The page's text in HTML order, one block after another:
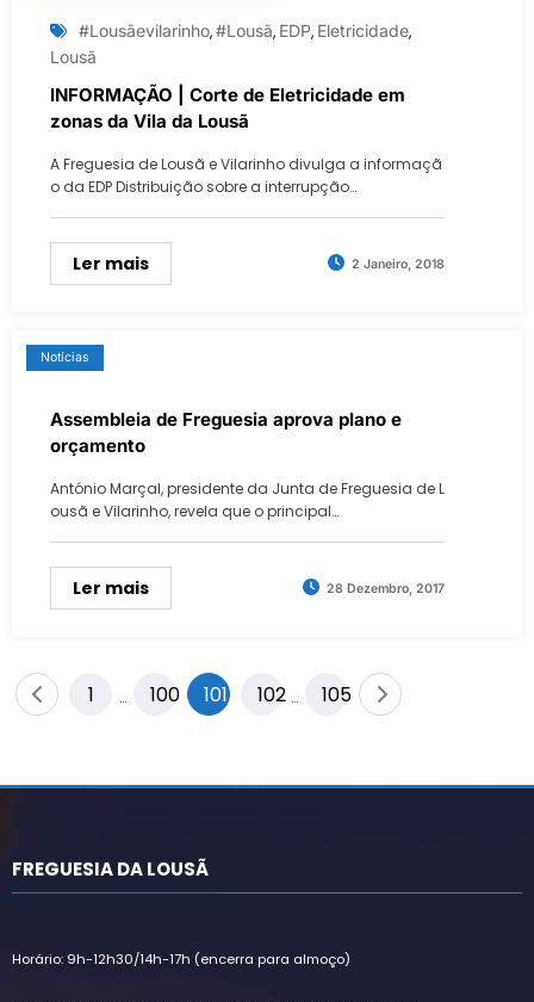
‬ ‪#‎lousãevilarinho,#‎lousã, EDP, Eletricidade,
Lousã
INFORMAÇÃO | Corte de Eletricidade em
zonas da Vila da Lousã
A Freguesia de Lousã e Vilarinho divulga a informaçã
o da EDP Distribuição sobre a interrupção…
Ler mais 2 Janeiro, 2018
Notícias
Assembleia de Freguesia aprova plano e
orçamento
António Marçal, presidente da Junta de Freguesia de L
ousã e Vilarinho, revela que o principal…
Ler mais 28 Dezembro, 2017
Paginação
1 100 101 102 105
FREGUESIA DA LOUSÃ
Horário: 9h-12h30/14h-17h (encerra para almoço)